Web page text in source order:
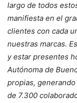
largo de todos
manifiesta en el
clientes con cada
nuestras marcas.
y estar presentes
Autónoma de
propias,
de 7.300